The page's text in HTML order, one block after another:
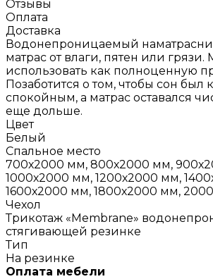
Отзывы
Оплата
Доставка
Водонепроницаемый
матрас от влаги, пятен или
использовать как полноценную
Позаботится о том, чтобы сон был
спокойным, а матрас оставался
еще дольше.
Цвет
Белый
Спальное место
700х2000 мм, 800х2000 мм,
1000х2000 мм, 1200х2000 мм,
1600х2000 мм, 1800х2000 мм,
Чехол
Трикотаж «Membrane»
стягивающей резинке
Тип
На резинке
Оплата мебели